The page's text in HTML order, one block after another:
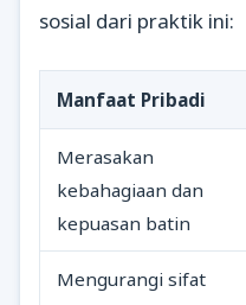
sosial dari praktik ini:
Manfaat Pribadi
Merasakan
kebahagiaan dan
kepuasan batin
Mengurangi sifat